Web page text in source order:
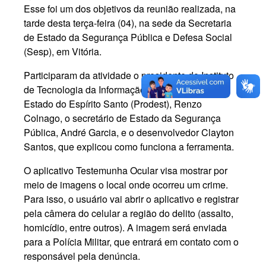
Esse foi um dos objetivos da reunião realizada, na
tarde desta terça-feira (04), na sede da Secretaria
de Estado da Segurança Pública e Defesa Social
(Sesp), em Vitória.
Participaram da atividade o presidente do Instituto
de Tecnologia da Informação e Comunicação do
Estado do Espírito Santo (Prodest), Renzo
Colnago, o secretário de Estado da Segurança
Pública, André Garcia, e o desenvolvedor Clayton
Santos, que explicou como funciona a ferramenta.
O aplicativo Testemunha Ocular visa mostrar por
meio de imagens o local onde ocorreu um crime.
Para isso, o usuário vai abrir o aplicativo e registrar
pela câmera do celular a região do delito (assalto,
homicídio, entre outros). A imagem será enviada
para a Polícia Militar, que entrará em contato com o
responsável pela denúncia.